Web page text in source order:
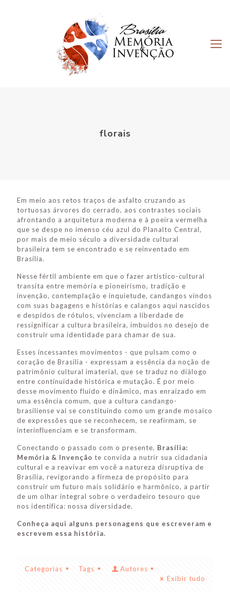
florais
Em meio aos retos traços de asfalto cruzando as
tortuosas árvores do cerrado, aos contrastes sociais
afrontando a arquitetura moderna e à poeira vermelha
que se despe no imenso céu azul do Planalto Central,
por mais de meio século a diversidade cultural
brasileira tem se encontrado e se reinventado em
Brasília.
Nesse fértil ambiente em que o fazer artístico-cultural
transita entre memória e pioneirismo, tradição e
invenção, contemplação e inquietude, candangos vindos
com suas bagagens e histórias e calangos aqui nascidos
e despidos de rótulos, vivenciam a liberdade de
ressignificar a cultura brasileira, imbuídos no desejo de
construir uma identidade para chamar de sua.
Esses incessantes movimentos - que pulsam como o
coração de Brasília - expressam a essência da noção de
patrimônio cultural imaterial, que se traduz no diálogo
entre continuidade histórica e mutação. É por meio
desse movimento fluido e dinâmico, mas enraizado em
uma essência comum, que a cultura candango-
brasiliense vai se constituindo como um grande mosaico
de expressões que se reconhecem, se reafirmam, se
interinfluenciam e se transformam.
Conectando o passado com o presente, Brasília:
Memória & Invenção te convida a nutrir sua cidadania
cultural e a reavivar em você a natureza disruptiva de
Brasília, revigorando a firmeza de propósito para
construir um futuro mais solidário e harmônico, a partir
de um olhar integral sobre o verdadeiro tesouro que
nos identifica: nossa diversidade.
Conheça aqui alguns personagens que escreveram e
escrevem essa história.
Categorias Tags
Autores
Exibir tudo